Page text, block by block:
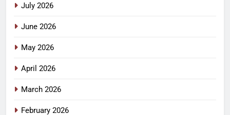
July 2026
June 2026
May 2026
April 2026
March 2026
February 2026